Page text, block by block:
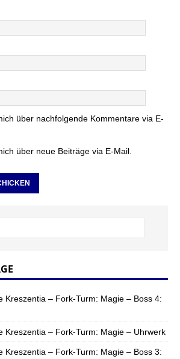
über nachfolgende Kommentare via E-
über neue Beiträge via E-Mail.
Kreszentia – Fork-Turm: Magie – Boss 4:
Kreszentia – Fork-Turm: Magie – Uhrwerk
Kreszentia – Fork-Turm: Magie – Boss 3: